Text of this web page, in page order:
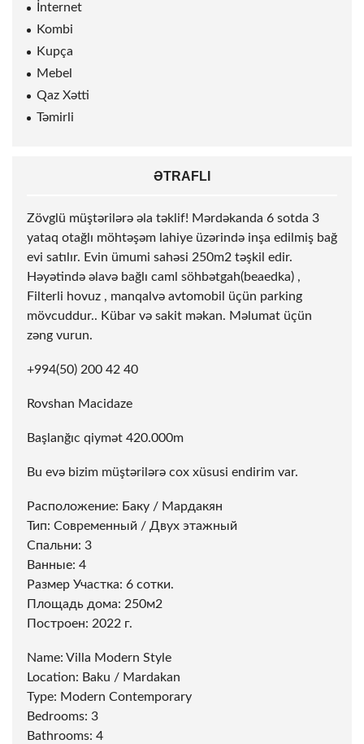
İnternet
Kombi
Kupça
Mebel
Qaz Xətti
Təmirli
ƏTRAFLI
Zövglü müştərilərə əla təklif! Mərdəkanda 6 sotda 3
yataq otağlı möhtəşəm lahiye üzərində inşa edilmiş bağ
evi satılır. Evin ümumi sahəsi 250m2 təşkil edir.
Həyətində əlavə bağlı caml söhbətgah(beaedka) ,
Filterli hovuz , manqalvə avtomobil üçün parking
mövcuddur.. Kübar və sakit məkan. Məlumat üçün
zəng vurun.
+994(50) 200 42 40
Rovshan Macidaze
Başlanğıc qiymət 420.000m
Bu evə bizim müştərilərə cox xüsusi endirim var.
Расположение: Баку / Мардакян
Тип: Современный / Двух этажный
Спальни: 3
Ванные: 4
Размер Участка: 6 сотки.
Площадь дома: 250м2
Построен: 2022 г.
Name: Villa Modern Style
Location: Baku / Mardakan
Type: Modern Contemporary
Bedrooms: 3
Bathrooms: 4